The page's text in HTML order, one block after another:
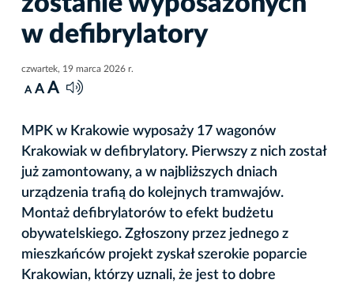
w defibrylatory
czwartek, 19 marca 2026 r.
A A A
MPK w Krakowie wyposaży 17 wagonów
Krakowiak w defibrylatory. Pierwszy z nich został
już zamontowany, a w najbliższych dniach
urządzenia trafią do kolejnych tramwajów.
Montaż defibrylatorów to efekt budżetu
obywatelskiego. Zgłoszony przez jednego z
mieszkańców projekt zyskał szerokie poparcie
Krakowian, którzy uznali, że jest to dobre